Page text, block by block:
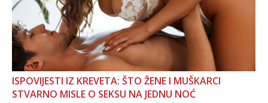
ISPOVIJESTI IZ KREVETA: ŠTO ŽENE I MUŠKARCI
STVARNO MISLE O SEKSU NA JEDNU NOĆ